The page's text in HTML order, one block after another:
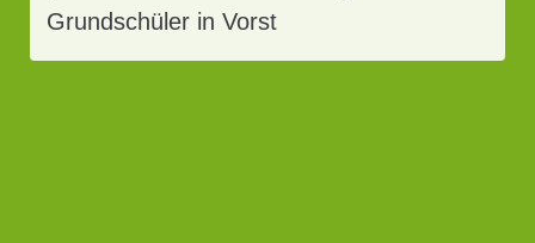
Grundschüler in Vorst